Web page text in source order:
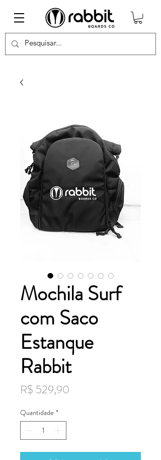
Mochila Surf
com Saco
Estanque
Rabbit
R$ 529,90
Quantidade *